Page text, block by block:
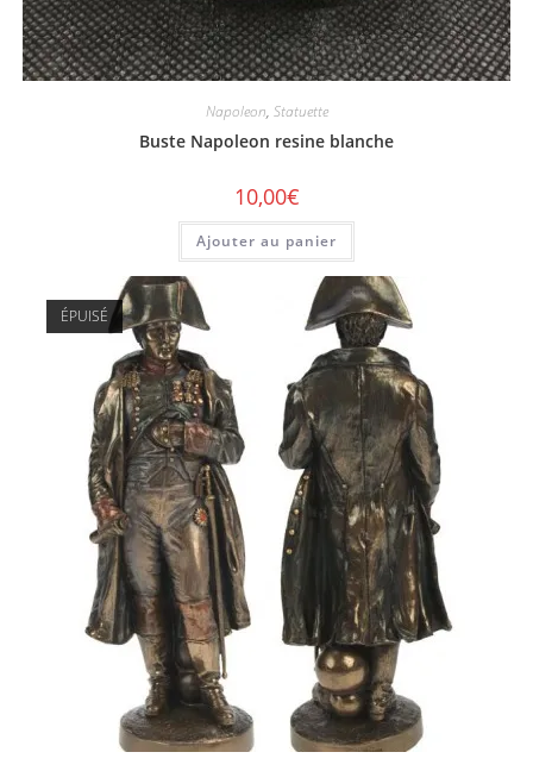
Napoleon, Statuette
Buste Napoleon resine blanche
10,00€
Ajouter au panier
ÉPUISÉ